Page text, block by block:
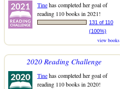
Tinehas completed her goal of
reading 110 books in 2021!
131 of 110
(100%)
view books
2020 Reading Challenge
Tinehas completed her goal of
reading 110 books in 2020!